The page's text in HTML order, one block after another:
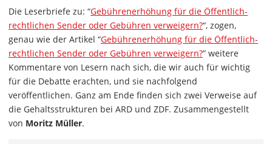
Die Leserbriefe zu: “Gebührenerhöhung für die Öffentlich-
rechtlichen Sender oder Gebühren verweigern?“, zogen,
genau wie der Artikel “Gebührenerhöhung für die Öffentlich-
rechtlichen Sender oder Gebühren verweigern?” weitere
Kommentare von Lesern nach sich, die wir auch für wichtig
für die Debatte erachten, und sie nachfolgend
veröffentlichen. Ganz am Ende finden sich zwei Verweise auf
die Gehaltsstrukturen bei ARD und ZDF. Zusammengestellt
von Moritz Müller.